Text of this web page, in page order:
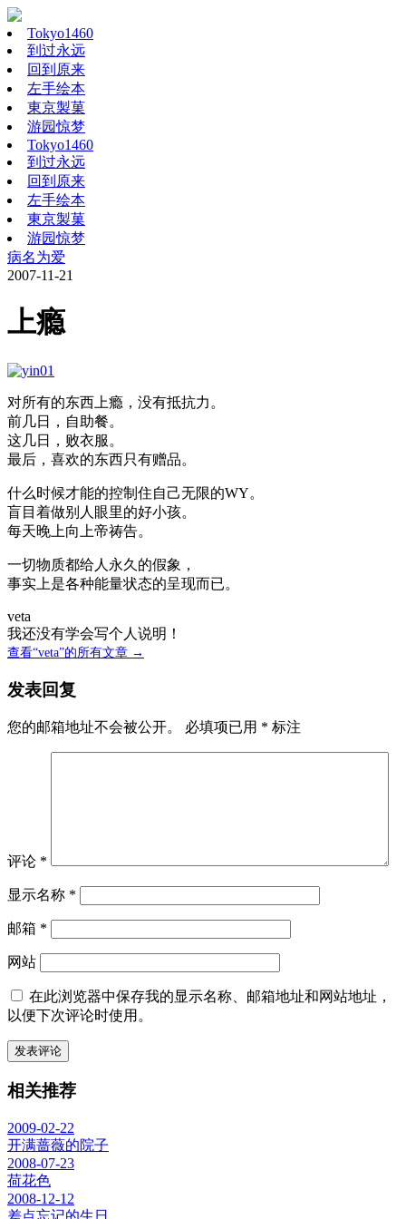
Tokyo1460
到过永远
回到原来
左手绘本
東京製菓
游园惊梦
Tokyo1460
到过永远
回到原来
左手绘本
東京製菓
游园惊梦
病名为爱
2007-11-21
上瘾
对所有的东西上瘾，没有抵抗力。
前几日，自助餐。
这几日，败衣服。
最后，喜欢的东西只有赠品。
什么时候才能的控制住自己无限的WY。
盲目着做别人眼里的好小孩。
每天晚上向上帝祷告。
一切物质都给人永久的假象，
事实上是各种能量状态的呈现而已。
veta
我还没有学会写个人说明！
查看“veta”的所有文章 →
发表回复
您的邮箱地址不会被公开。 必填项已用 * 标注
评论 *
显示名称 *
邮箱 *
网站
在此浏览器中保存我的显示名称、邮箱地址和网站地址，
以便下次评论时使用。
相关推荐
2009-02-22
开满蔷薇的院子
2008-07-23
荷花色
2008-12-12
差点忘记的生日